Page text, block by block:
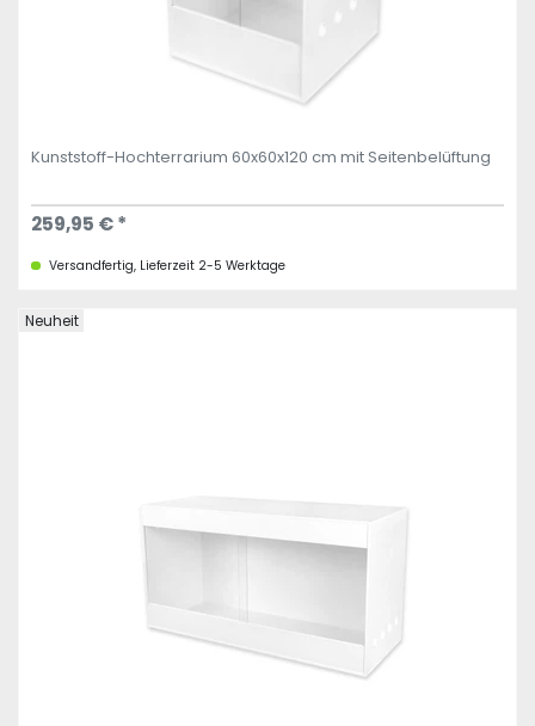
Kunststoff-Hochterrarium 60x60x120 cm mit Seitenbelüftung
259,95 € *
Versandfertig, Lieferzeit 2-5 Werktage
Neuheit